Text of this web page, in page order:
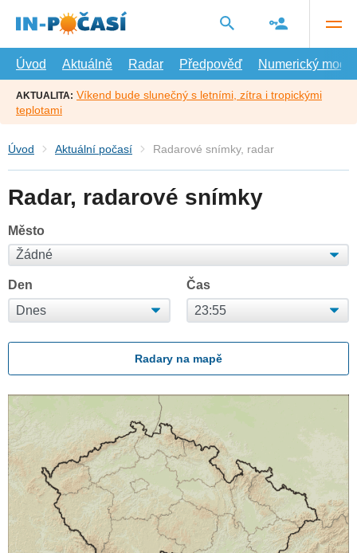
hlavní
Úvod
Aktuálně Radar Předpověď Numerický model
AKTUALITA: Víkend bude slunečný s letními, zítra i tropickými
teplotami
Úvod Aktuální počasí Radarové snímky, radar
Radar, radarové snímky
Město
Den Čas
Radary na mapě